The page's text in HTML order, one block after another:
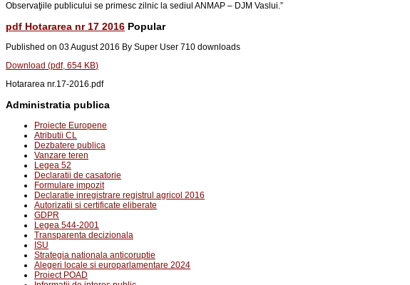
Observaţiile publicului se primesc zilnic la sediul ANMAP – DJM Vaslui.”
pdf Hotararea nr 17 2016 Popular
Published on 03 August 2016 By Super User 710 downloads
Download (pdf, 654 KB)
Hotararea nr.17-2016.pdf
Administratia publica
Proiecte Europene
Atributii CL
Dezbatere publica
Vanzare teren
Legea 52
Declaratii de casatorie
Formulare impozit
Declaratie inregistrare registrul agricol 2016
Autorizatii si certificate eliberate
GDPR
Legea 544-2001
Transparenta decizionala
ISU
Strategia nationala anticoruptie
Alegeri locale si europarlamentare 2024
Proiect POAD